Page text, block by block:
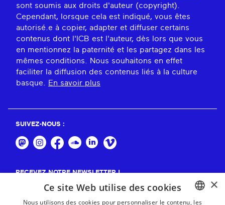
sont soumis aux droits d'auteur (copyright).
Cependant, lorsque cela est indiqué, vous êtes
autorisé.e à copier, adapter et diffuser certains
contenus dont l'ICB est l'auteur, dès lors que vous
en mentionnez la paternité et les partagez dans les
mêmes conditions. Nous souhaitons en effet
faciliter la diffusion des contenus liés à la culture
basque. En savoir plus
SUIVEZ-NOUS :
RECEVEZ NOTRE NEWSLETTER !
×
Ce site Web utilise des cookies
Nous utilisons des cookies pour personnaliser le contenu, les